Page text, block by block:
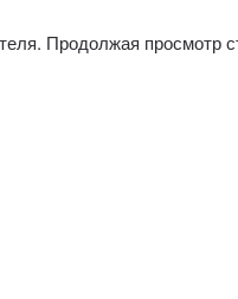
Продолжая просмотр